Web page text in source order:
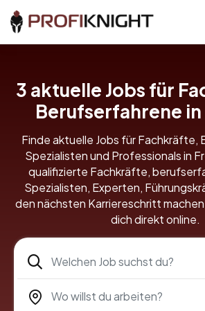
3 aktuelle Jobs für
Berufserfahrene in
Finde aktuelle Jobs für Fachkräfte,
Spezialisten und Professionals in
qualifizierte Fachkräfte,
Spezialisten, Experten,
den nächsten Karriereschritt
dich direkt online.